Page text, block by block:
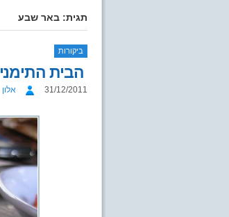
תגית: באר שבע
ביקורות
הבית התימני
31/12/2011 אלון